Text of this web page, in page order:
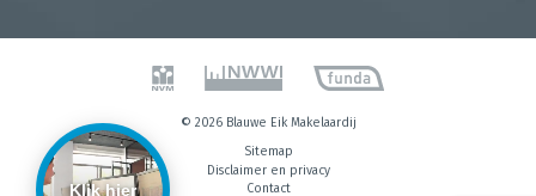
© 2026 Blauwe Eik Makelaardij
Sitemap
Disclaimer en privacy
Contact
Klik hier